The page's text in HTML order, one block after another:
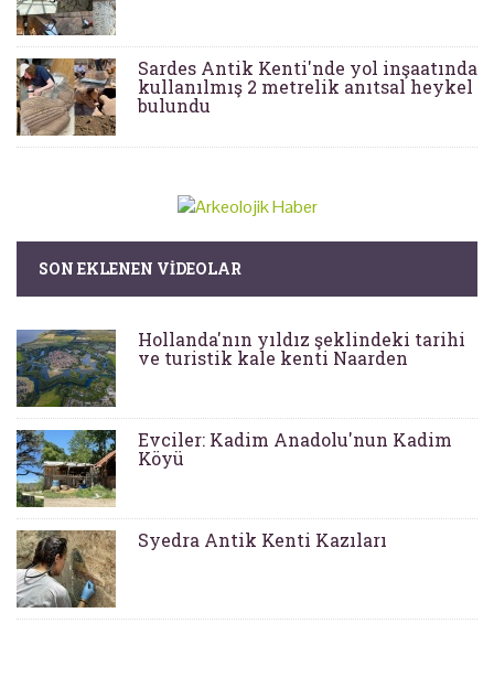
Sardes Antik Kenti'nde yol inşaatında
kullanılmış 2 metrelik anıtsal heykel
bulundu
SON EKLENEN VIDEOLAR
Hollanda'nın yıldız şeklindeki tarihi
ve turistik kale kenti Naarden
Evciler: Kadim Anadolu'nun Kadim
Köyü
Syedra Antik Kenti Kazıları